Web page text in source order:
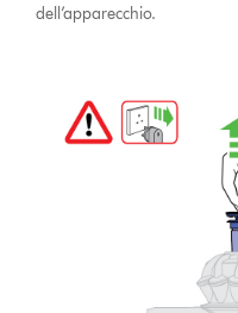
dell’apparecchio.